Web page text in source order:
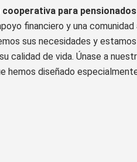
cooperativa para pensionados
financiero y una comunidad
sus necesidades y
calidad de vida. Únase a
hemos diseñado